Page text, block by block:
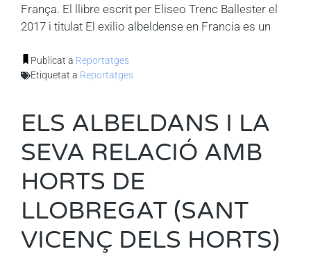
França. El llibre escrit per Eliseo Trenc Ballester el
2017 i titulat El exilio albeldense en Francia es un
Publicat a Reportatges
Etiquetat a Reportatges
ELS ALBELDANS I LA
SEVA RELACIÓ AMB
HORTS DE
LLOBREGAT (SANT
VICENÇ DELS HORTS)